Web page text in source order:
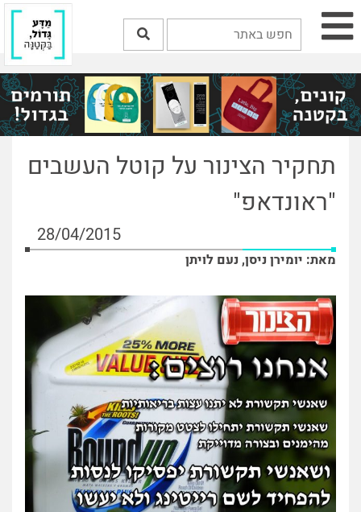
תחקיר הצינור על קוטל העשבים
"ראונדאפ"
28/04/2015
מאת: יומירן ניסן, נעם לויתן